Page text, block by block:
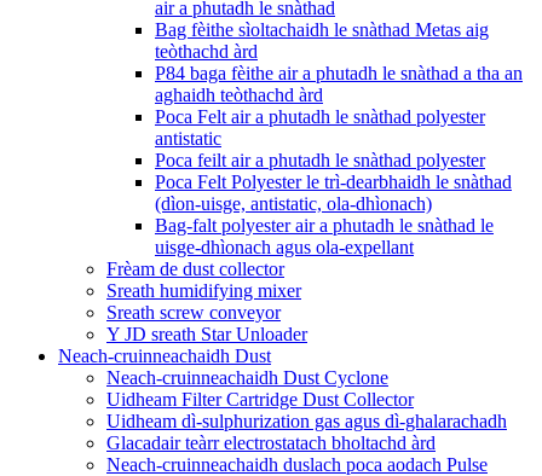
air a phutadh le snàthad
Bag fèithe sìoltachaidh le snàthad Metas aig
teòthachd àrd
P84 baga fèithe air a phutadh le snàthad a tha an
aghaidh teòthachd àrd
Poca Felt air a phutadh le snàthad polyester
antistatic
Poca feilt air a phutadh le snàthad polyester
Poca Felt Polyester le trì-dearbhaidh le snàthad
(dìon-uisge, antistatic, ola-dhìonach)
Bag-falt polyester air a phutadh le snàthad le
uisge-dhìonach agus ola-expellant
Frèam de dust collector
Sreath humidifying mixer
Sreath screw conveyor
Y JD sreath Star Unloader
Neach-cruinneachaidh Dust
Neach-cruinneachaidh Dust Cyclone
Uidheam Filter Cartridge Dust Collector
Uidheam dì-sulphurization gas agus dì-ghalarachadh
Glacadair teàrr electrostatach bholtachd àrd
Neach-cruinneachaidh duslach poca aodach Pulse